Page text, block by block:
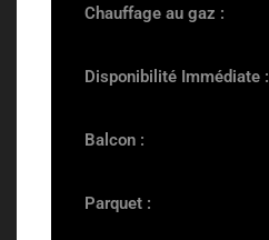
Chauffage au gaz :
Disponibilité Immédiate :
Balcon :
Parquet :